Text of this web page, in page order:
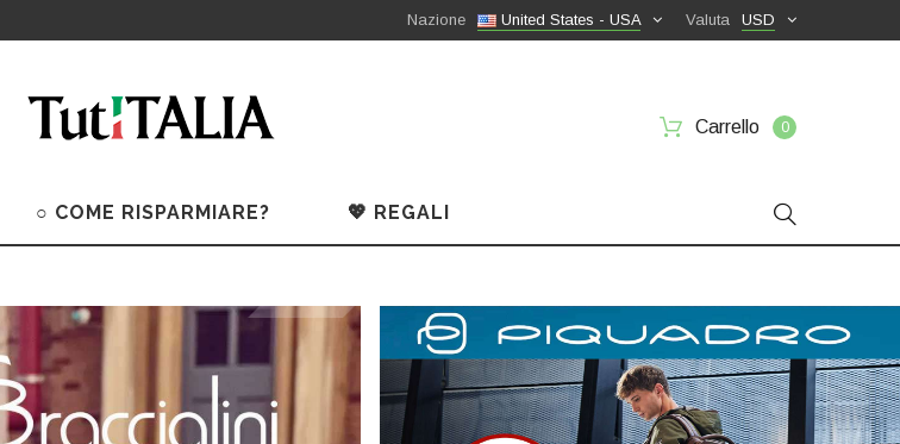
USD
Valuta
United States - USA
Nazione
Carrello 0
○ COME RISPARMIARE? 💖 REGALI